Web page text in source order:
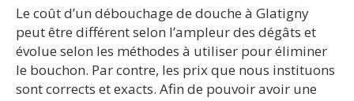
Le coût d’un débouchage de douche à Glatigny
peut être différent selon l’ampleur des dégâts et
évolue selon les méthodes à utiliser pour éliminer
le bouchon. Par contre, les prix que nous instituons
sont corrects et exacts. Afin de pouvoir avoir une